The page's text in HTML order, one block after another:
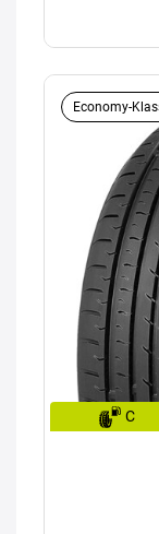
Economy-
C